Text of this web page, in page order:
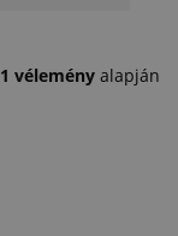
véleményalapján